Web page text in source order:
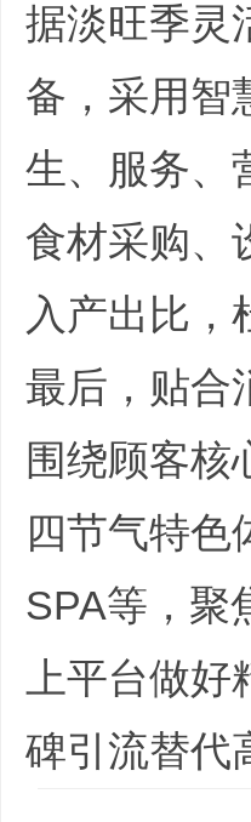
据淡旺季灵
备，采用智
生、服务、
食材采购、
入产出比，
最后，贴合
围绕顾客核
四节气特色
SPA等，聚
上平台做
碑引流替代